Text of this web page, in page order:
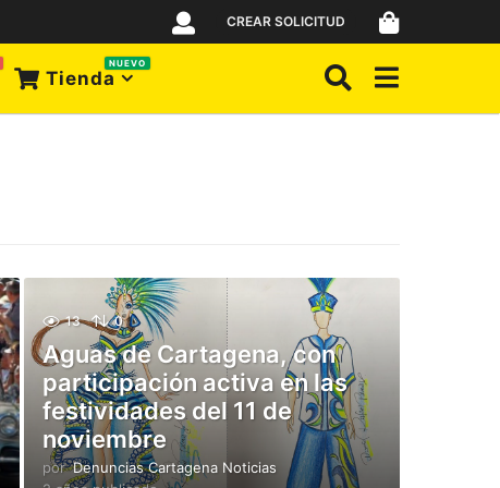
CREAR SOLICITUD
Tienda
NUEVO
13 0
Aguas de Cartagena, con
participación activa en las
festividades del 11 de
noviembre
por Denuncias Cartagena Noticias